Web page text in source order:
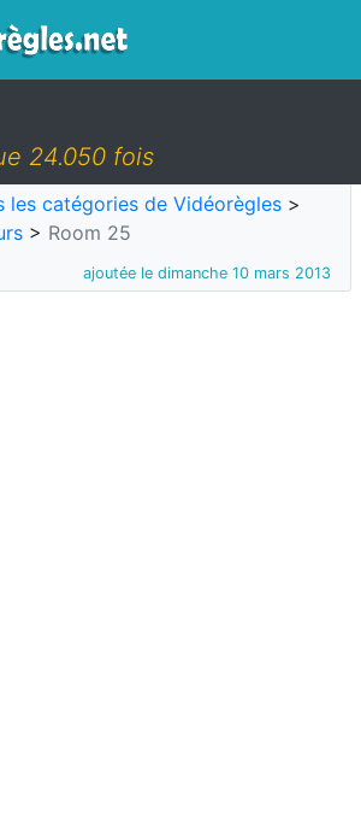
24.050 fois
les catégories de Vidéorègles >
> Room 25
ajoutée le dimanche 10 mars 2013